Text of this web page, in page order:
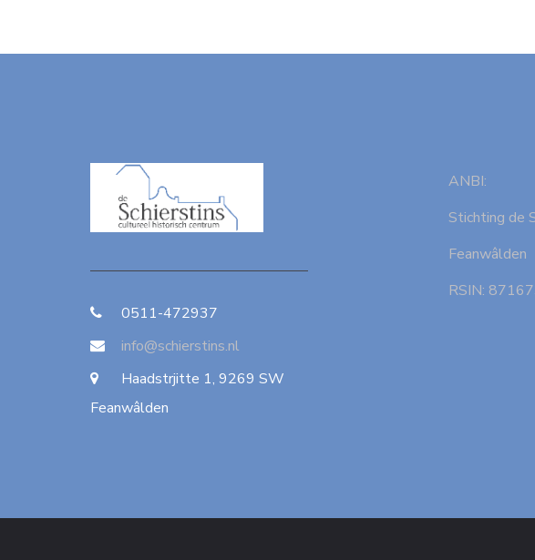
0511-472937
info@schierstins.nl
Haadstrjitte 1, 9269 SW
Feanwâlden
ANBI:
Stichting de
Feanwâlden
RSIN: